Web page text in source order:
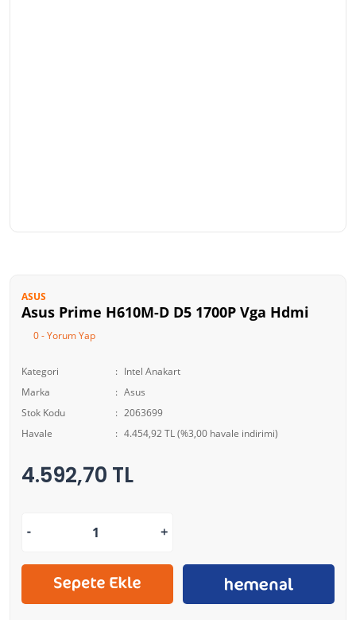
ASUS
Asus Prime H610M-D D5 1700P Vga Hdmi
0 - Yorum Yap
Kategori
Intel Anakart
Marka
Asus
Stok Kodu
2063699
Havale
4.454,92 TL (%3,00 havale indirimi)
4.592,70 TL